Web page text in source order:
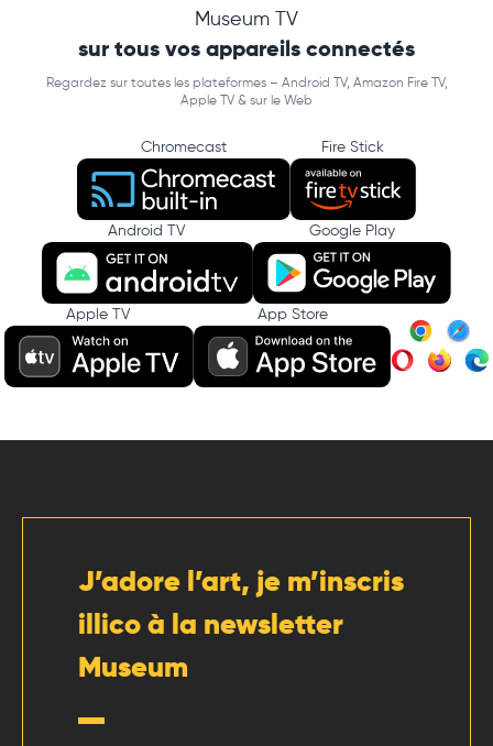
Museum TV
sur tous vos appareils connectés
Regardez sur toutes les plateformes – Android TV, Amazon Fire TV,
Apple TV & sur le Web
Chromecast Fire Stick
Android TV Google Play
Apple TV App Store
J’adore l’art, je m’inscris
illico à la newsletter
Museum